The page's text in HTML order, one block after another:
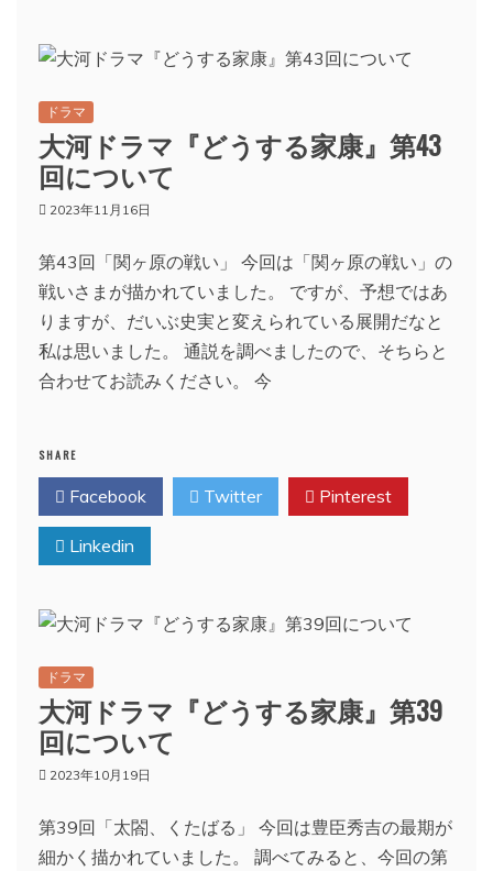
ドラマ
大河ドラマ『どうする家康』第43
回について
2023年11月16日
第43回「関ヶ原の戦い」 今回は「関ヶ原の戦い」の
戦いさまが描かれていました。 ですが、予想ではあ
りますが、だいぶ史実と変えられている展開だなと
私は思いました。 通説を調べましたので、そちらと
合わせてお読みください。 今
SHARE
Facebook Twitter Pinterest
Linkedin
ドラマ
大河ドラマ『どうする家康』第39
回について
2023年10月19日
第39回「太閤、くたばる」 今回は豊臣秀吉の最期が
細かく描かれていました。 調べてみると、今回の第